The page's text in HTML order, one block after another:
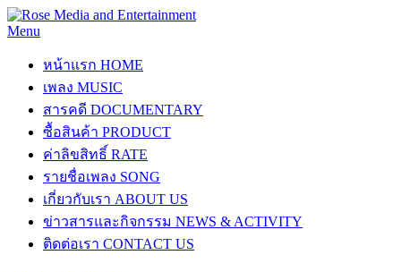
Menu
หน้าแรก HOME
เพลง MUSIC
สารคดี DOCUMENTARY
ซื้อสินค้า PRODUCT
ค่าลิขสิทธิ์ RATE
รายชื่อเพลง SONG
เกี่ยวกับเรา ABOUT US
ข่าวสารและกิจกรรม NEWS & ACTIVITY
ติดต่อเรา CONTACT US